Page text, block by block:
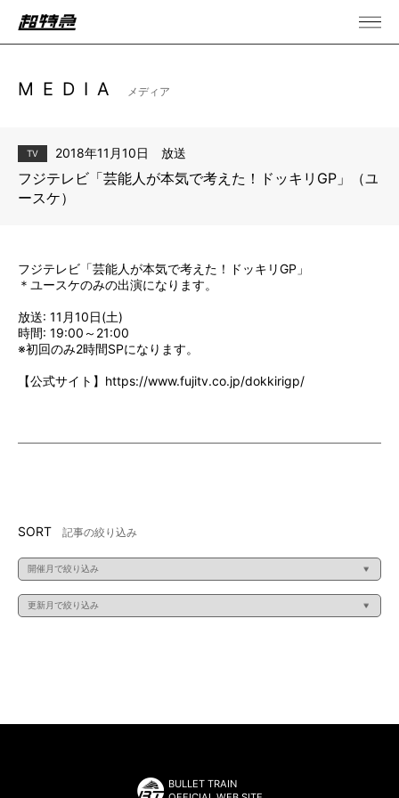
MEDIA メディア
TV 2018年11月10日 放送
フジテレビ「芸能人が本気で考えた！ドッキリGP」（ユ
ースケ）
フジテレビ「芸能人が本気で考えた！ドッキリGP」
＊ユースケのみの出演になります。
放送: 11月10日(土)
時間: 19:00～21:00
※初回のみ2時間SPになります。
【公式サイト】 https://www.fujitv.co.jp/dokkirigp/
SORT 記事の絞り込み
BULLET TRAIN